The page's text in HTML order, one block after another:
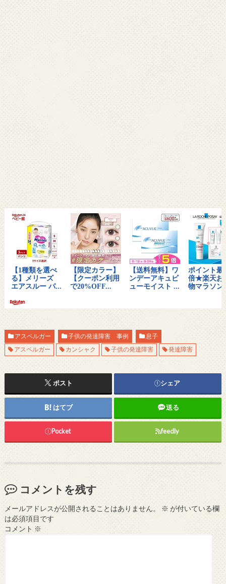
アスペルガー 子供の発達障害 事例
息子
アスペルガー
カンシャク 子供の発達障害 発達障害
ポスト シェア
はてブ 送る
Pocket feedly
コメントを残す
メールアドレスが公開されることはありません。 ※ が付いている欄
は必須項目です
コメント ※